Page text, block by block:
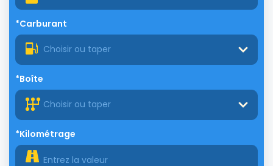
*Carburant
Choisir ou taper
*Boîte
Choisir ou taper
*Kilométrage